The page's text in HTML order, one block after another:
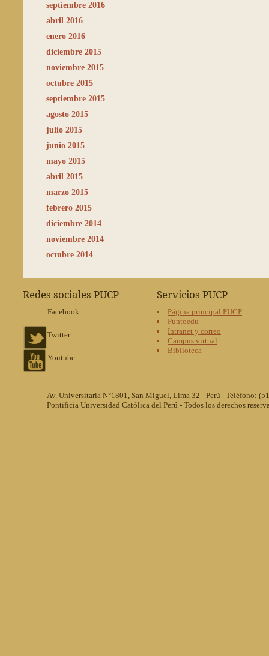
septiembre 2016
abril 2016
enero 2016
diciembre 2015
noviembre 2015
octubre 2015
septiembre 2015
agosto 2015
julio 2015
junio 2015
mayo 2015
abril 2015
marzo 2015
febrero 2015
diciembre 2014
noviembre 2014
octubre 2014
Redes sociales PUCP
Facebook
Twitter
Youtube
Servicios PUCP
Página principal PUCP
Puntoedu
Intranet y correo
Campus virtual
Biblioteca
Av. Universitaria N°1801, San Miguel, Lima 32 - Perú | Teléfono:
Pontificia Universidad Católica del Perú - Todos los derechos